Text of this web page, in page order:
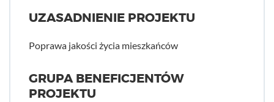
UZASADNIENIE PROJEKTU
Poprawa jakości życia mieszkańców
GRUPA BENEFICJENTÓW
PROJEKTU